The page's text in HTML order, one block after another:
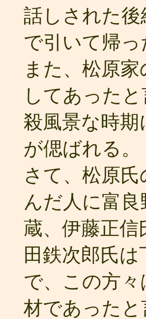
話しされた
で引いて帰
また、松原
してあった
殺風景な時
が偲ばれる。
さて、松原
んだ人に富
蔵、伊藤正
田鉄次郎氏
で、この方
材であった